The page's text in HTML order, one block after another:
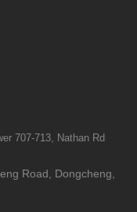
707-713, Nathan Rd
Road, Dongcheng,